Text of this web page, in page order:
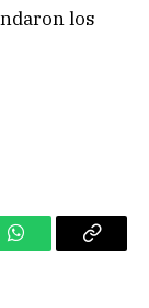
los
WhatsAppCopy